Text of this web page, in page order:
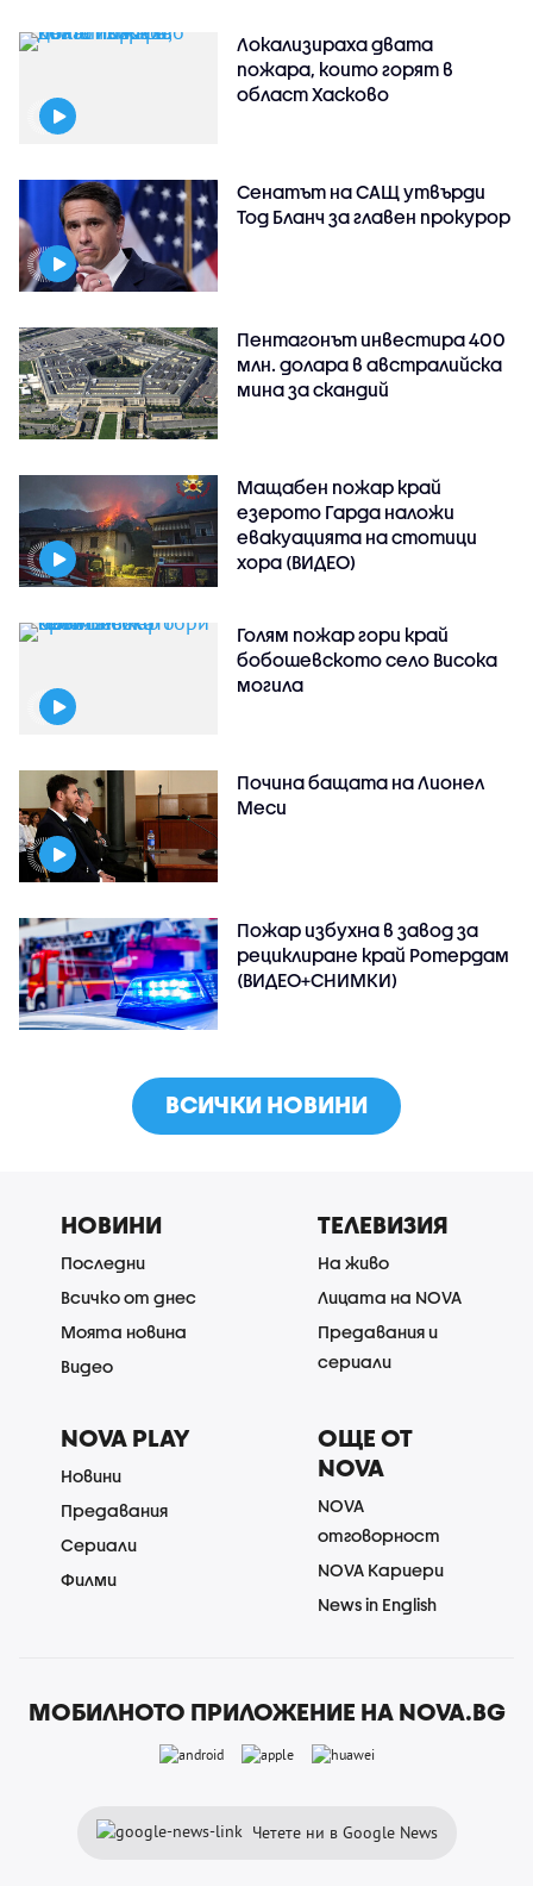
Локализираха двата
пожара, които горят в
област Хасково
Сенатът на САЩ утвърди
Тод Бланч за главен прокурор
Пентагонът инвестира 400
млн. долара в австралийска
мина за скандий
Мащабен пожар край
езерото Гарда наложи
евакуацията на стотици
хора (ВИДЕО)
Голям пожар гори край
бобошевското село Висока
могила
Почина бащата на Лионел
Меси
Пожар избухна в завод за
рециклиране край Ротердам
(ВИДЕО+СНИМКИ)
ВСИЧКИ НОВИНИ
НОВИНИ
Последни
Всичко от днес
Моята новина
Видео
ТЕЛЕВИЗИЯ
На живо
Лицата на NOVA
Предавания и
сериали
NOVA PLAY
Новини
Предавания
Сериали
Филми
ОЩЕ ОТ
NOVA
NOVA
отговорност
NOVA Кариери
News in English
МОБИЛНОТО ПРИЛОЖЕНИЕ НА NOVA.BG
Четете ни в Google News